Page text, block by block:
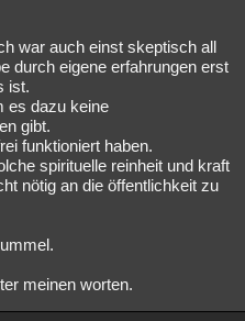
war auch einst skeptisch all
durch eigene erfahrungen erst
ist.
es dazu keine
gibt.
funktioniert haben.
spirituelle reinheit und kraft
nötig an die öffentlichkeit zu
meinen worten.